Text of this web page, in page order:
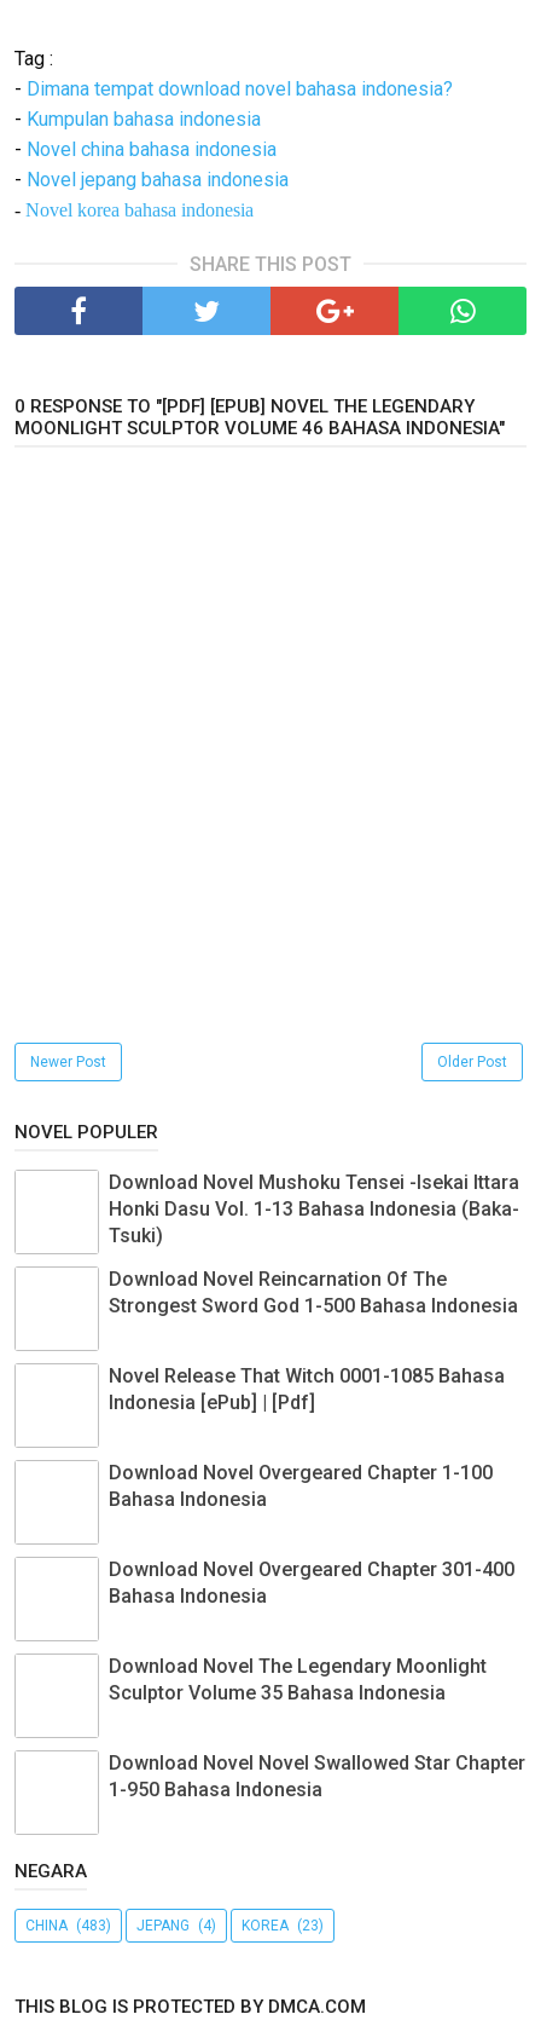
Tag :
- Dimana tempat download novel bahasa indonesia?
- Kumpulan bahasa indonesia
- Novel china bahasa indonesia
- Novel jepang bahasa indonesia
- Novel korea bahasa indonesia
SHARE THIS POST
0 RESPONSE TO "[PDF] [EPUB] NOVEL THE LEGENDARY
MOONLIGHT SCULPTOR VOLUME 46 BAHASA INDONESIA"
Newer Post Older Post
NOVEL POPULER
Download Novel Mushoku Tensei -Isekai Ittara
Honki Dasu Vol. 1-13 Bahasa Indonesia (Baka-
Tsuki)
Download Novel Reincarnation Of The
Strongest Sword God 1-500 Bahasa Indonesia
Novel Release That Witch 0001-1085 Bahasa
Indonesia [ePub] | [Pdf]
Download Novel Overgeared Chapter 1-100
Bahasa Indonesia
Download Novel Overgeared Chapter 301-400
Bahasa Indonesia
Download Novel The Legendary Moonlight
Sculptor Volume 35 Bahasa Indonesia
Download Novel Novel Swallowed Star Chapter
1-950 Bahasa Indonesia
NEGARA
CHINA (483) JEPANG (4) KOREA (23)
THIS BLOG IS PROTECTED BY DMCA.COM